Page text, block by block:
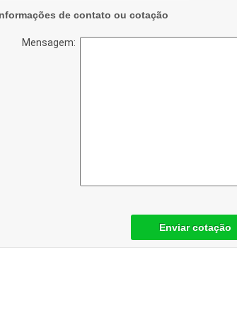
de contato ou cotação
Mensagem:
Enviar cotação